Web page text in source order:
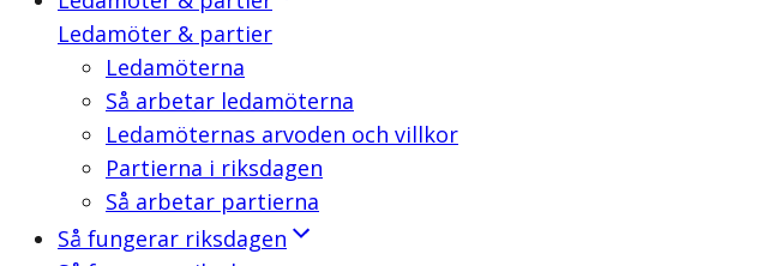
Ledamöter & partier
Ledamöterna
Så arbetar ledamöterna
Ledamöternas arvoden och villkor
Partierna i riksdagen
Så arbetar partierna
Så fungerar riksdagen